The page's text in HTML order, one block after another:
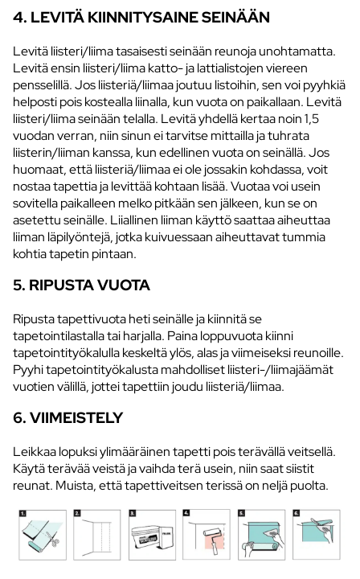
4. LEVITÄ KIINNITYSAINE SEINÄÄN
Levitä liisteri/liima tasaisesti seinään reunoja unohtamatta.
Levitä ensin liisteri/liima katto- ja lattialistojen viereen
pensselillä. Jos liisteriä/liimaa joutuu listoihin, sen voi pyyhkiä
helposti pois kostealla liinalla, kun vuota on paikallaan. Levitä
liisteri/liima seinään telalla. Levitä yhdellä kertaa noin 1,5
vuodan verran, niin sinun ei tarvitse mittailla ja tuhrata
liisterin/liiman kanssa, kun edellinen vuota on seinällä. Jos
huomaat, että liisteriä/liimaa ei ole jossakin kohdassa, voit
nostaa tapettia ja levittää kohtaan lisää. Vuotaa voi usein
sovitella paikalleen melko pitkään sen jälkeen, kun se on
asetettu seinälle. Liiallinen liiman käyttö saattaa aiheuttaa
liiman läpilyöntejä, jotka kuivuessaan aiheuttavat tummia
kohtia tapetin pintaan.
5. RIPUSTA VUOTA
Ripusta tapettivuota heti seinälle ja kiinnitä se
tapetointilastalla tai harjalla. Paina loppuvuota kiinni
tapetointityökalulla keskeltä ylös, alas ja viimeiseksi reunoille.
Pyyhi tapetointityökalusta mahdolliset liisteri-/liimajäämät
vuotien välillä, jottei tapettiin joudu liisteriä/liimaa.
6. VIIMEISTELY
Leikkaa lopuksi ylimääräinen tapetti pois terävällä veitsellä.
Käytä terävää veistä ja vaihda terä usein, niin saat siistit
reunat. Muista, että tapettiveitsen terissä on neljä puolta.